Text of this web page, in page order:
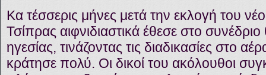
Κα τέσσερις μήνες μετά την εκλογή του
Τσίπρας αιφνιδιαστικά έθεσε στο
ηγεσίας, τινάζοντας τις διαδικασίες στο
κράτησε πολύ. Οι δικοί του ακόλουθοι